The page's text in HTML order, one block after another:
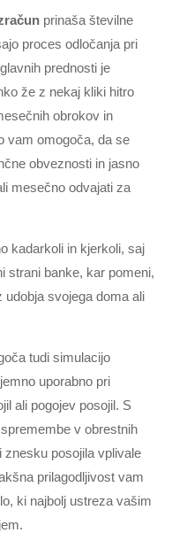
prinaša številne
proces odločanja pri
prednosti je
že z nekaj kliki hitro
obrokov in
vam omogoča, da se
obveznosti in jasno
mesečno odvajati za
kadarkoli in kjerkoli, saj
strani banke, kar pomeni,
svojega doma ali
tudi simulacijo
uporabno pri
ali pogojev posojil. S
v obrestnih
znesku posojila vplivale
prilagodljivost vam
ki najbolj ustreza vašim